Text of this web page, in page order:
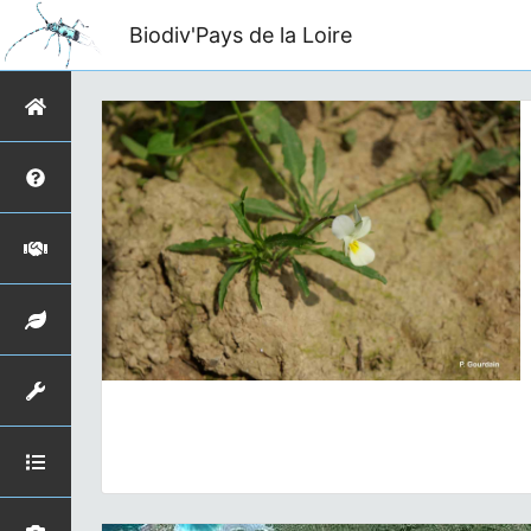
Biodiv'Pays de la Loire